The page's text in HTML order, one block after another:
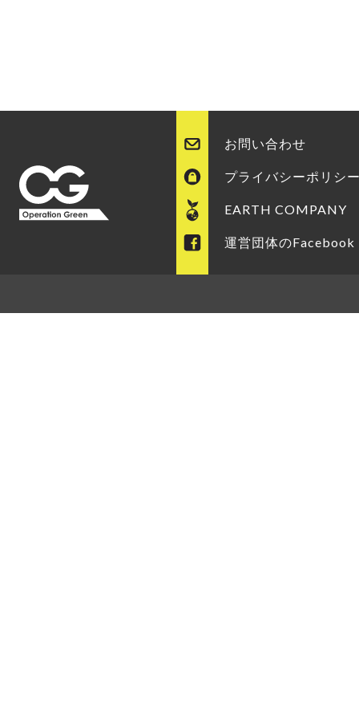
お問い合わせ
プライバシーポリシ
EARTH COMPANY
運営団体のFacebook